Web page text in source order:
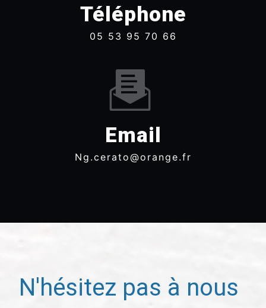
Téléphone
05 53 95 70 66
Email
ng.cerato@orange.fr
N'hésitez pas à nous